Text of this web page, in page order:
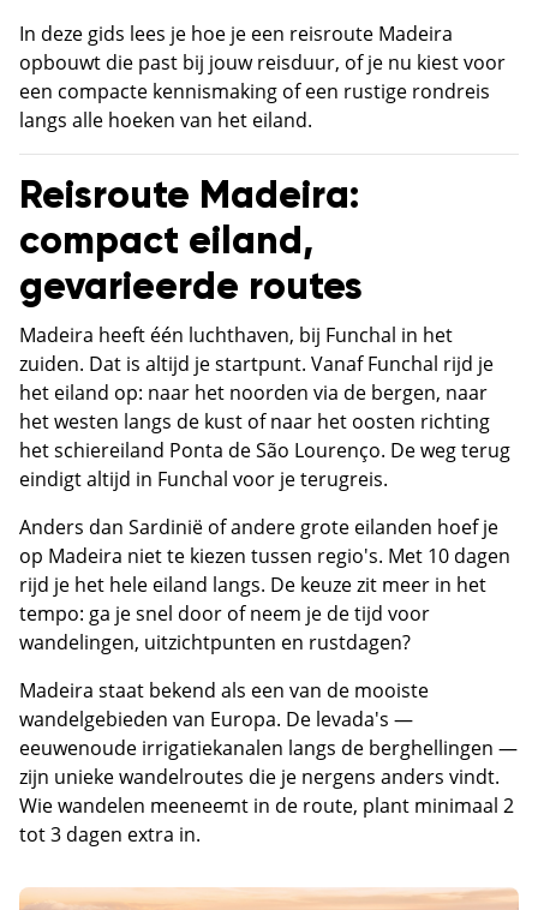
In deze gids lees je hoe je een reisroute Madeira
opbouwt die past bij jouw reisduur, of je nu kiest voor
een compacte kennismaking of een rustige rondreis
langs alle hoeken van het eiland.
Reisroute Madeira:
compact eiland,
gevarieerde routes
Madeira heeft één luchthaven, bij Funchal in het
zuiden. Dat is altijd je startpunt. Vanaf Funchal rijd je
het eiland op: naar het noorden via de bergen, naar
het westen langs de kust of naar het oosten richting
het schiereiland Ponta de São Lourenço. De weg terug
eindigt altijd in Funchal voor je terugreis.
Anders dan Sardinië of andere grote eilanden hoef je
op Madeira niet te kiezen tussen regio's. Met 10 dagen
rijd je het hele eiland langs. De keuze zit meer in het
tempo: ga je snel door of neem je de tijd voor
wandelingen, uitzichtpunten en rustdagen?
Madeira staat bekend als een van de mooiste
wandelgebieden van Europa. De levada's —
eeuwenoude irrigatiekanalen langs de berghellingen —
zijn unieke wandelroutes die je nergens anders vindt.
Wie wandelen meeneemt in de route, plant minimaal 2
tot 3 dagen extra in.